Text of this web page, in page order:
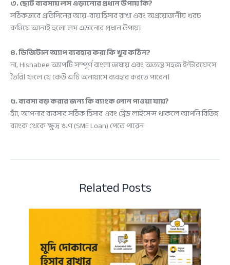
৩. ছোট ব্যবসায় লস এড়ানোর প্রধান উপায় কি?
সঠিকভাবে প্রতিদিনের আয়-ব্যয় হিসাব রাখা এবং অপ্রয়োজনীয় খরচ
কমিয়ে আনাই হলো লস এড়ানোর প্রধান উপায়।
৪. ডিজিটাল অ্যাপ ব্যবহার করা কি খুব কঠিন?
না, Hishabee অ্যাপটি সম্পূর্ণ বাংলা ভাষায় এবং অত্যন্ত সহজ ইন্টারফেসে
তৈরি। ফলে যে কেউ এটি অনায়াসে ব্যবহার করতে পারেন।
৫. ব্যবসা বড় করার জন্য কি ব্যাংক লোন পাওয়া যায়?
হ্যাঁ, আপনার ব্যবসার সঠিক হিসাব এবং ট্রেড লাইসেন্স থাকলে আপনি বিভিন্ন
ব্যাংক থেকে ক্ষুদ্র ঋণ (SME Loan) পেতে পারেন
Related Posts